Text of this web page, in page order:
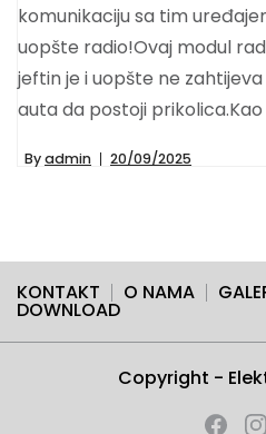
komunikaciju sa tim
uopšte radio!Ovaj modul
jeftin je i uopšte ne
auta da postoji
Byadmin 20/09/2025
KONTAKT O NAMA
DOWNLOAD
Copyright -